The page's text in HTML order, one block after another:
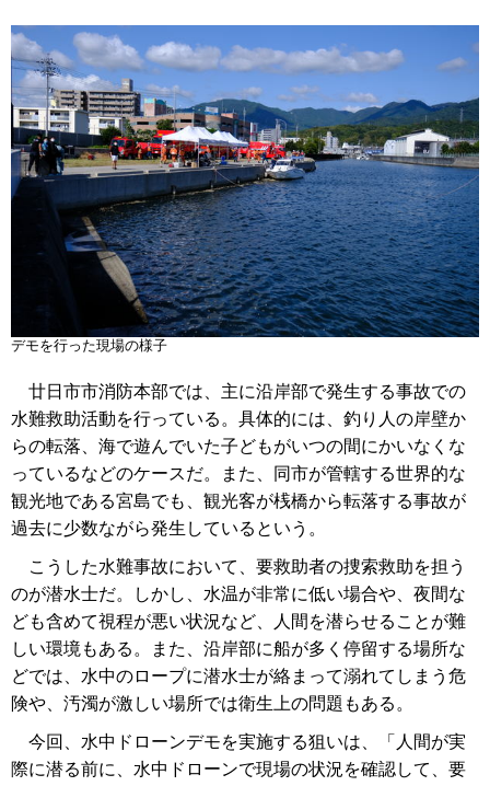
デモを行った現場の様子
廿日市市消防本部では、主に沿岸部で発生する事故での
水難救助活動を行っている。具体的には、釣り人の岸壁か
らの転落、海で遊んでいた子どもがいつの間にかいなくな
っているなどのケースだ。また、同市が管轄する世界的な
観光地である宮島でも、観光客が桟橋から転落する事故が
過去に少数ながら発生しているという。
こうした水難事故において、要救助者の捜索救助を担う
のが潜水士だ。しかし、水温が非常に低い場合や、夜間な
ども含めて視程が悪い状況など、人間を潜らせることが難
しい環境もある。また、沿岸部に船が多く停留する場所な
どでは、水中のロープに潜水士が絡まって溺れてしまう危
険や、汚濁が激しい場所では衛生上の問題もある。
今回、水中ドローンデモを実施する狙いは、「人間が実
際に潜る前に、水中ドローンで現場の状況を確認して、要